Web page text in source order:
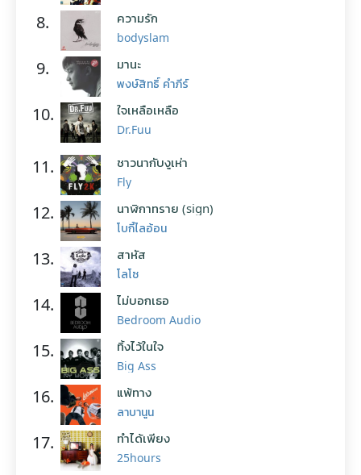
8. ความรัก
bodyslam
9. มานะ
พงษ์สิทธิ์ คำภีร์
10. ใจเหลือเหลือ
Dr.Fuu
11. ชาวนากับงูเห่า
Fly
12. นาฬิกาทราย (sign)
โบกี้ไลอ้อน
13. สาหัส
โลโซ
14. ไม่บอกเธอ
Bedroom Audio
15. ทิ้งไว้ในใจ
Big Ass
16. แพ้ทาง
ลาบานูน
17. ทำได้เพียง
25hours